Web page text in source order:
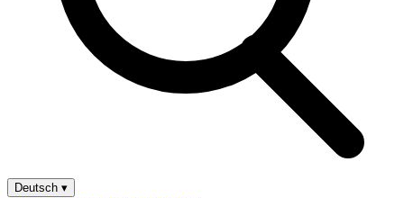
Deutsch ▾